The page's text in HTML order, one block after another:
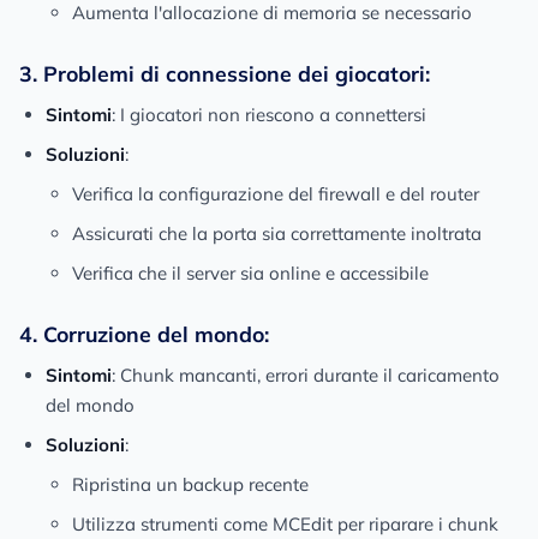
Aumenta l'allocazione di memoria se necessario
3. Problemi di connessione dei giocatori:
Sintomi: I giocatori non riescono a connettersi
Soluzioni:
Verifica la configurazione del firewall e del router
Assicurati che la porta sia correttamente inoltrata
Verifica che il server sia online e accessibile
4. Corruzione del mondo:
Sintomi: Chunk mancanti, errori durante il caricamento
del mondo
Soluzioni:
Ripristina un backup recente
Utilizza strumenti come MCEdit per riparare i chunk